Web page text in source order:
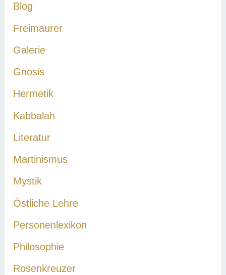
:
Blog
Freimaurer
Galerie
Gnosis
Hermetik
Kabbalah
Literatur
Martinismus
Mystik
Östliche Lehre
Personenlexikon
Philosophie
Rosenkreuzer